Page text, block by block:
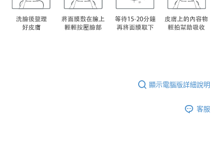
顯示電腦版詳細說明
客服